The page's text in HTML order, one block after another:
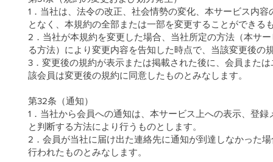
1．当社は、法令の改正、社会情勢の変化、本サービス内
となく、本規約の全部または一部を変更することができる
2．当社が本規約を変更した場合、当社所定の方法（本サ
る方法）により変更内容を告知した時点で、当該変更後の
3．変更後の規約が表示または掲載された後に、会員また
該会員は変更後の規約に同意したものとみなします。
第32条（通知）
1．当社から会員への通知は、本サービス上への表示、登
と判断する方法により行うものとします。
2．会員が当社に届け出た連絡先に通知が到達しなかった
行われたものとみなします。